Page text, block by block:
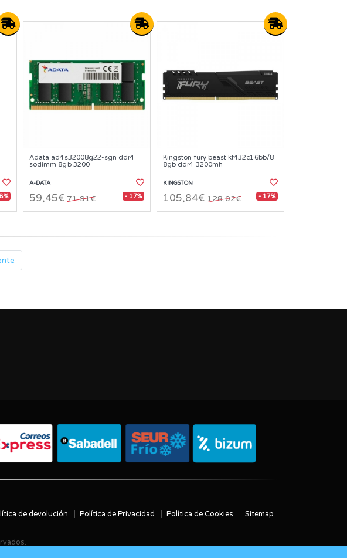
Adata ad4s32008g22-sgn ddr4
sodimm 8gb 3200
A-DATA
59,45€ 71,91€ - 17%
Kingston fury beast kf432c16bb/8
8gb ddr4 3200mh
KINGSTON
105,84€ 128,02€ - 17%
de devolución Política de Privacidad Política de Cookies Sitemap